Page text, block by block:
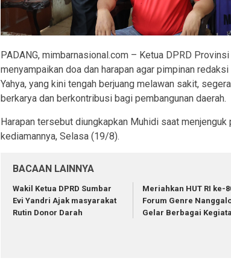
PADANG, mimbarnasional.com – Ketua DPRD
menyampaikan doa dan harapan agar pimpinan
Yahya, yang kini tengah berjuang melawan sakit,
berkarya dan berkontribusi bagi pembangunan daerah.
Harapan tersebut diungkapkan Muhidi saat
kediamannya, Selasa (19/8).
BACAAN LAINNYA
Wakil Ketua DPRD Sumbar
Evi Yandri Ajak masyarakat
Rutin Donor Darah
Meriahkan HUT RI ke-
Forum Genre
Gelar Berbagai